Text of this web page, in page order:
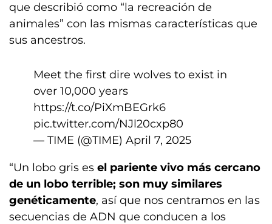
que describió como “la recreación de
animales” con las mismas características que
sus ancestros.
Meet the first dire wolves to exist in
over 10,000 years
https://t.co/PiXmBEGrk6
pic.twitter.com/NJl20cxp80
— TIME (@TIME) April 7, 2025
“Un lobo gris es el pariente vivo más cercano
de un lobo terrible; son muy similares
genéticamente, así que nos centramos en las
secuencias de ADN que conducen a los